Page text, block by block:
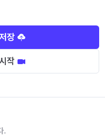
장
작
.